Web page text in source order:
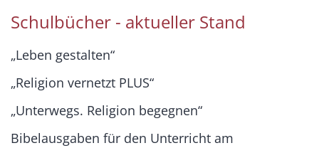
Schulbücher - aktueller Stand
„Leben gestalten“
„Religion vernetzt PLUS“
„Unterwegs. Religion begegnen“
Bibelausgaben für den Unterricht am